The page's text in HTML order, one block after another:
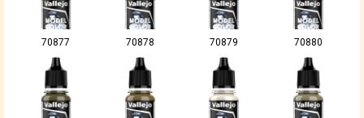
70877 70878 70879 70880